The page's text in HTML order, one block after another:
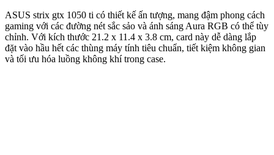
ASUS strix gtx 1050 ti có thiết kế ấn tượng, mang đậm phong cách
gaming với các đường nét sắc sảo và ánh sáng Aura RGB có thể tùy
chỉnh. Với kích thước 21.2 x 11.4 x 3.8 cm, card này dễ dàng lắp
đặt vào hầu hết các thùng máy tính tiêu chuẩn, tiết kiệm không gian
và tối ưu hóa luồng không khí trong case.